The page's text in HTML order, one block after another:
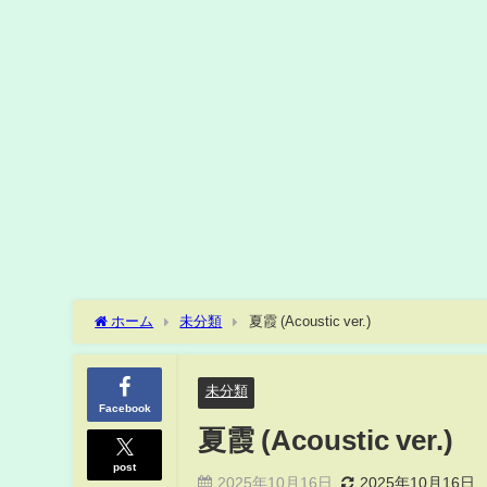
ホーム 未分類 夏霞 (Acoustic ver.)
Facebook
post
未分類
夏霞 (Acoustic ver.)
2025年10月16日 2025年10月16日